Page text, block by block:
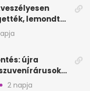
lemondta
újra
helyére
2 napja